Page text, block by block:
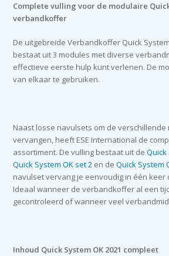
Complete vulling voor de modulaire
verbandkoffer
De uitgebreide Verbandkoffer Quick
bestaat uit 3 modules met diverse
effectieve eerste hulp kunt verlenen. De
van elkaar te gebruiken.
Naast losse navulsets om de verschillende
vervangen, heeft ESE International de
assortiment. De vulling bestaat uit deQuick
Quick System OK set 2 en deQuick System
navulset vervang je eenvoudig in één keer
Ideaal wanneer de verbandkoffer al een
gecontroleerd of wanneer veel
Inhoud Quick System OK 2021 compleet